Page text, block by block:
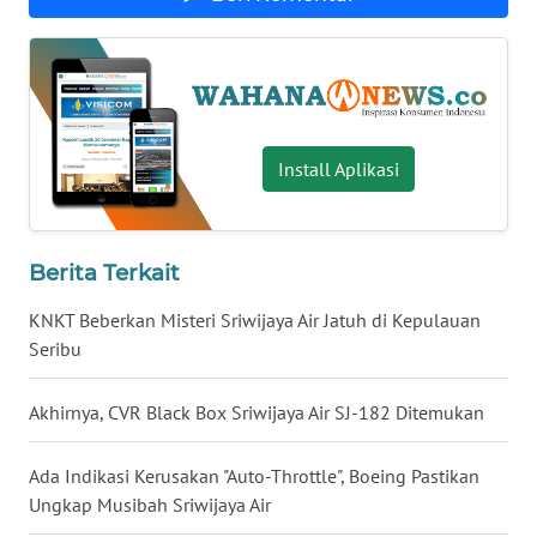
Install Aplikasi
Berita Terkait
KNKT Beberkan Misteri Sriwijaya Air Jatuh di Kepulauan
Seribu
Akhirnya, CVR Black Box Sriwijaya Air SJ-182 Ditemukan
Ada Indikasi Kerusakan "Auto-Throttle", Boeing Pastikan
Ungkap Musibah Sriwijaya Air
WN
SERAMBI
WN
JAMBI
WN
NTB
SULTENG
WN
SULBAR